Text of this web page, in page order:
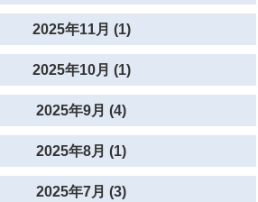
2025年11月 (1)
2025年10月 (1)
2025年9月 (4)
2025年8月 (1)
2025年7月 (3)